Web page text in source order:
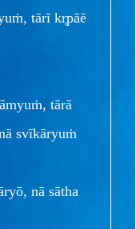
tārī kr̥pāē
tārā
svīkāryuṁ
nā sātha